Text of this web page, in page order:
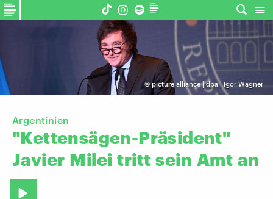
©picture alliance | dpa | Igor Wagner
Argentinien
"Kettensägen-Präsident"
Javier Milei tritt sein Amt an